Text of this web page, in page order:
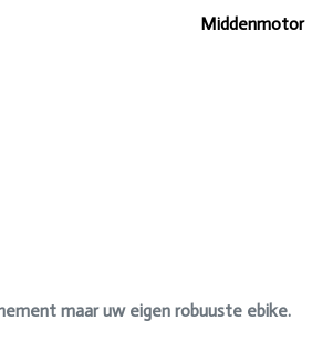
Middenmotor
maar uw eigen robuuste ebike.